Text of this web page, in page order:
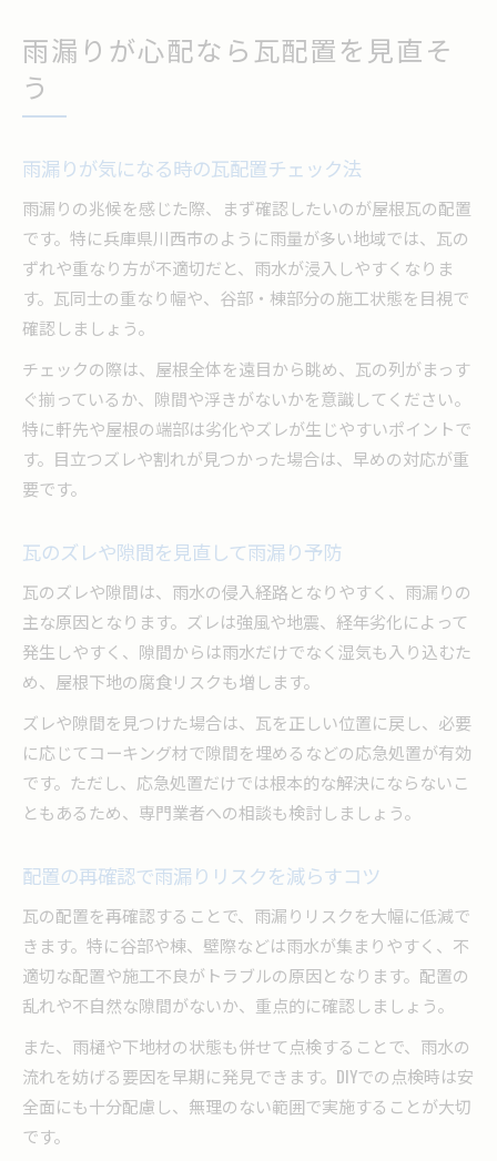
雨漏りが心配なら瓦配置を見直そ
う
雨漏りが気になる時の瓦配置チェック法
雨漏りの兆候を感じた際、まず確認したいのが屋根瓦の配置
です。特に兵庫県川西市のように雨量が多い地域では、瓦の
ずれや重なり方が不適切だと、雨水が浸入しやすくなりま
す。瓦同士の重なり幅や、谷部・棟部分の施工状態を目視で
確認しましょう。
チェックの際は、屋根全体を遠目から眺め、瓦の列がまっす
ぐ揃っているか、隙間や浮きがないかを意識してください。
特に軒先や屋根の端部は劣化やズレが生じやすいポイントで
す。目立つズレや割れが見つかった場合は、早めの対応が重
要です。
瓦のズレや隙間を見直して雨漏り予防
瓦のズレや隙間は、雨水の侵入経路となりやすく、雨漏りの
主な原因となります。ズレは強風や地震、経年劣化によって
発生しやすく、隙間からは雨水だけでなく湿気も入り込むた
め、屋根下地の腐食リスクも増します。
ズレや隙間を見つけた場合は、瓦を正しい位置に戻し、必要
に応じてコーキング材で隙間を埋めるなどの応急処置が有効
です。ただし、応急処置だけでは根本的な解決にならないこ
ともあるため、専門業者への相談も検討しましょう。
配置の再確認で雨漏りリスクを減らすコツ
瓦の配置を再確認することで、雨漏りリスクを大幅に低減で
きます。特に谷部や棟、壁際などは雨水が集まりやすく、不
適切な配置や施工不良がトラブルの原因となります。配置の
乱れや不自然な隙間がないか、重点的に確認しましょう。
また、雨樋や下地材の状態も併せて点検することで、雨水の
流れを妨げる要因を早期に発見できます。DIYでの点検時は安
全面にも十分配慮し、無理のない範囲で実施することが大切
です。